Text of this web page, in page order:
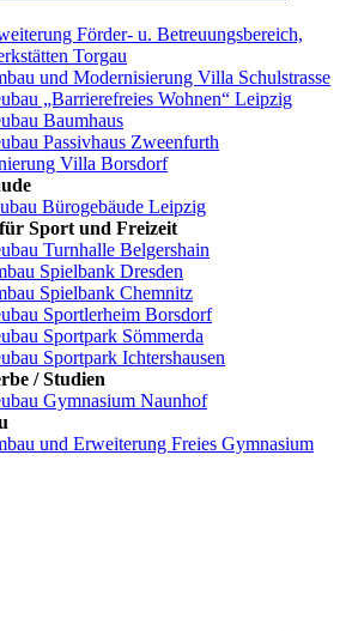
Förder- u. Betreuungsbereich,
Torgau
und Modernisierung Villa Schulstrasse
„Barrierefreies Wohnen“ Leipzig
Baumhaus
Passivhaus Zweenfurth
Villa Borsdorf
Bürogebäude Leipzig
Sport und Freizeit
Turnhalle Belgershain
Spielbank Dresden
Spielbank Chemnitz
Sportlerheim Borsdorf
Sportpark Sömmerda
Sportpark Ichtershausen
/ Studien
Gymnasium Naunhof
und Erweiterung Freies Gymnasium